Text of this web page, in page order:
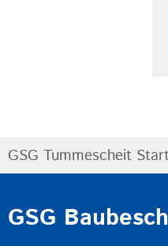
GSG Tummescheit
GSG